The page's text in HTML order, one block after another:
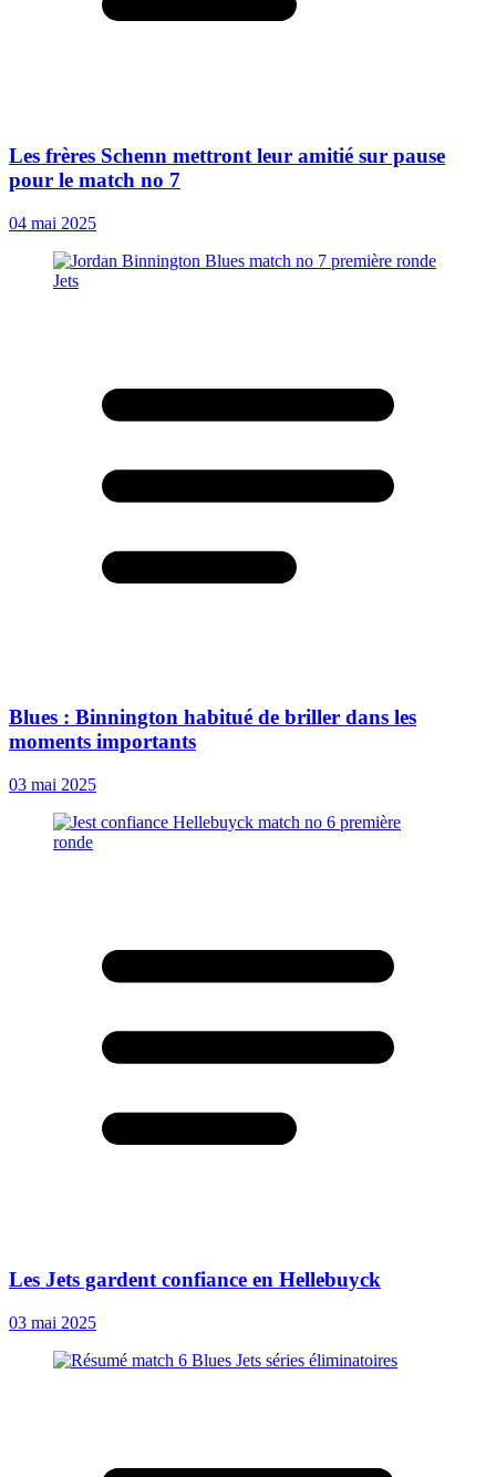
Les frères Schenn mettront leur amitié sur pause
pour le match no 7
04 mai 2025
Blues : Binnington habitué de briller dans les
moments importants
03 mai 2025
Les Jets gardent confiance en Hellebuyck
03 mai 2025